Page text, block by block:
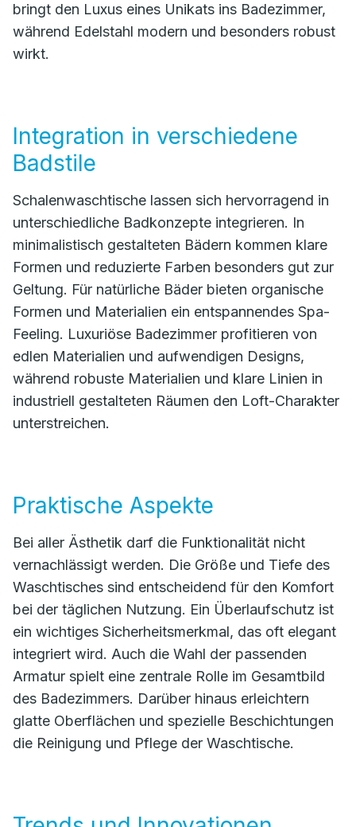
bringt den Luxus eines Unikats ins Badezimmer,
während Edelstahl modern und besonders robust
wirkt.
Integration in verschiedene
Badstile
Schalenwaschtische lassen sich hervorragend in
unterschiedliche Badkonzepte integrieren. In
minimalistisch gestalteten Bädern kommen klare
Formen und reduzierte Farben besonders gut zur
Geltung. Für natürliche Bäder bieten organische
Formen und Materialien ein entspannendes Spa-
Feeling. Luxuriöse Badezimmer profitieren von
edlen Materialien und aufwendigen Designs,
während robuste Materialien und klare Linien in
industriell gestalteten Räumen den Loft-Charakter
unterstreichen.
Praktische Aspekte
Bei aller Ästhetik darf die Funktionalität nicht
vernachlässigt werden. Die Größe und Tiefe des
Waschtisches sind entscheidend für den Komfort
bei der täglichen Nutzung. Ein Überlaufschutz ist
ein wichtiges Sicherheitsmerkmal, das oft elegant
integriert wird. Auch die Wahl der passenden
Armatur spielt eine zentrale Rolle im Gesamtbild
des Badezimmers. Darüber hinaus erleichtern
glatte Oberflächen und spezielle Beschichtungen
die Reinigung und Pflege der Waschtische.